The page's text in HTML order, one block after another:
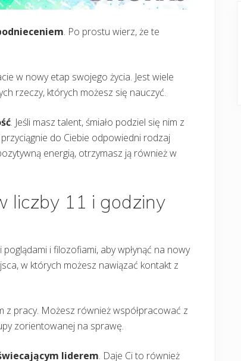
. Po prostu wierz, że te
w nowy etap swojego życia. Jest wiele
rzeczy, których możesz się nauczyć.
. Jeśli masz talent, śmiało podziel się nim z
do Ciebie odpowiedni rodzaj
energią, otrzymasz ją również w
liczby 11 i godziny
i filozofiami, aby wpłynąć na nowy
w których możesz nawiązać kontakt z
z pracy. Możesz również współpracować z
zorientowanej na sprawę.
liderem. Daje Ci to również